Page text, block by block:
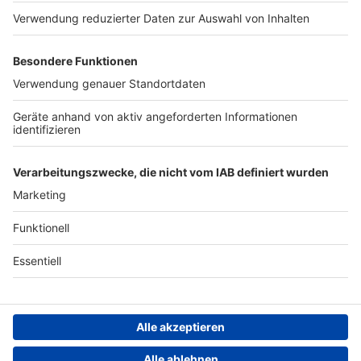
https://www.7days.de/nota
ufnahme WERBUNG Hier
Werbepartnern und
„NotAufnahme“:
https://linktr.ee/notaufnah
Schickt gerne eine E-Mail
Werben
Archiv
ANTENNE BAYERN GROUP
Stiftung ANTENNE BAYERN
hilft
Teilnahmebedingungen
Grounding Page ANTENNE
BAYERN
Datenschutz­erklärung
einstellungen
Persönliche Datenkontrolle